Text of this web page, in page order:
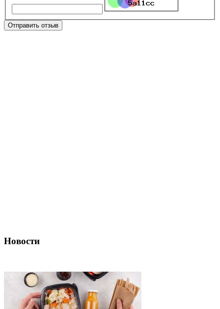
Отправить отзыв
Новости